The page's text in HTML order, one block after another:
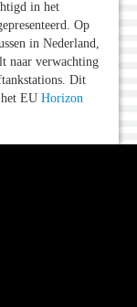
in het
Op
in Nederland,
naar verwachting
Dit
EU Horizon